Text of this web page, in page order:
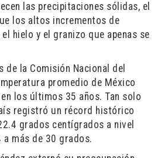
las precipitaciones sólidas, el
los altos incrementos de
hielo y el granizo que apenas se
de la Comisión Nacional del
promedio de México
los últimos 35 años. Tan solo
registró un récord histórico
grados centígrados a nivel
a más de 30 grados.